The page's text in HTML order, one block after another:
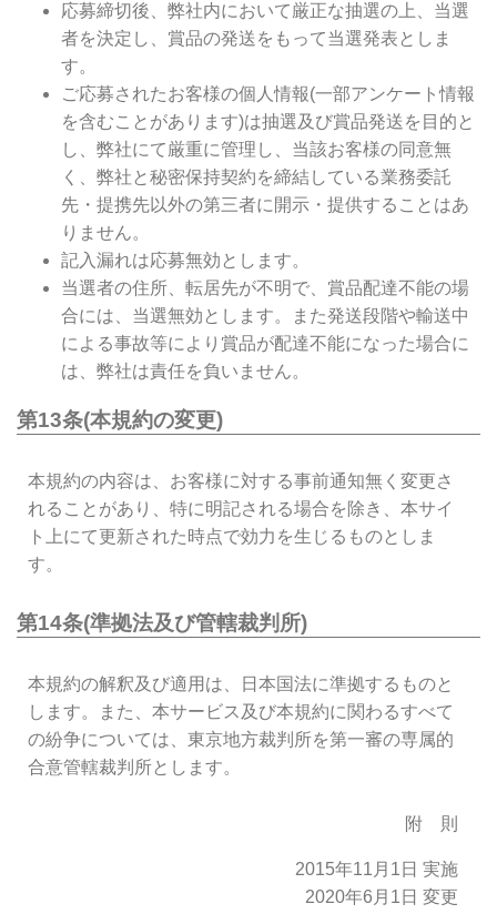
応募締切後、弊社内において厳正な抽選の上、当選
者を決定し、賞品の発送をもって当選発表としま
す。
ご応募されたお客様の個人情報(一部アンケート情報
を含むことがあります)は抽選及び賞品発送を目的と
し、弊社にて厳重に管理し、当該お客様の同意無
く、弊社と秘密保持契約を締結している業務委託
先・提携先以外の第三者に開示・提供することはあ
りません。
記入漏れは応募無効とします。
当選者の住所、転居先が不明で、賞品配達不能の場
合には、当選無効とします。また発送段階や輸送中
による事故等により賞品が配達不能になった場合に
は、弊社は責任を負いません。
第13条(本規約の変更)
本規約の内容は、お客様に対する事前通知無く変更さ
れることがあり、特に明記される場合を除き、本サイ
ト上にて更新された時点で効力を生じるものとしま
す。
第14条(準拠法及び管轄裁判所)
本規約の解釈及び適用は、日本国法に準拠するものと
します。また、本サービス及び本規約に関わるすべて
の紛争については、東京地方裁判所を第一審の専属的
合意管轄裁判所とします。
附 則
2015年11月1日 実施
2020年6月1日 変更